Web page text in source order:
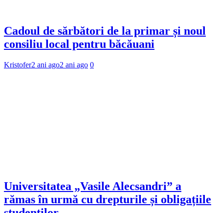
Cadoul de sărbători de la primar și noul
consiliu local pentru băcăuani
Kristofer2 ani ago2 ani ago 0
Universitatea „Vasile Alecsandri” a
rămas în urmă cu drepturile și obligațiile